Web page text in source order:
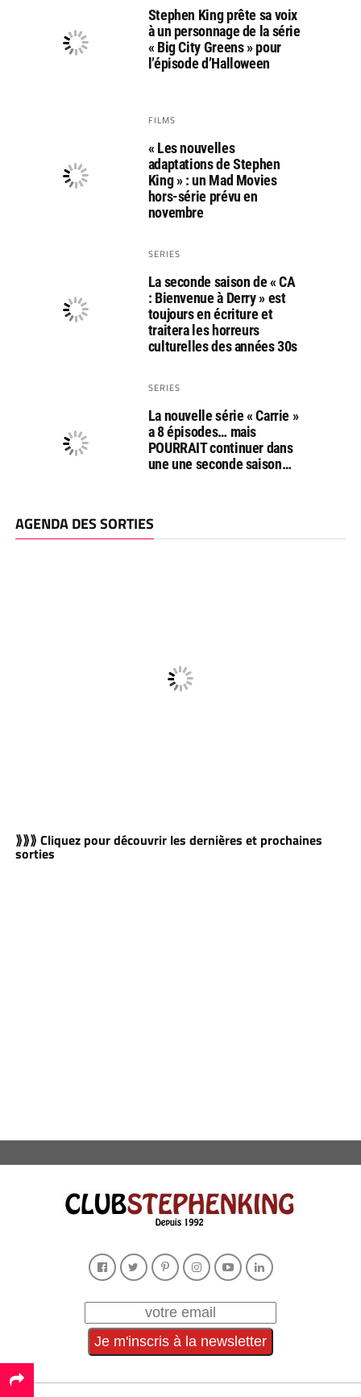
Stephen King prête sa voix
à un personnage de la série
« Big City Greens » pour
l’épisode d’Halloween
FILMS
« Les nouvelles
adaptations de Stephen
King » : un Mad Movies
hors-série prévu en
novembre
SERIES
La seconde saison de « CA
: Bienvenue à Derry » est
toujours en écriture et
traitera les horreurs
culturelles des années 30s
SERIES
La nouvelle série « Carrie »
a 8 épisodes… mais
POURRAIT continuer dans
une une seconde saison…
AGENDA DES SORTIES
⟫⟫⟫ Cliquez pour découvrir les dernières et prochaines
sorties